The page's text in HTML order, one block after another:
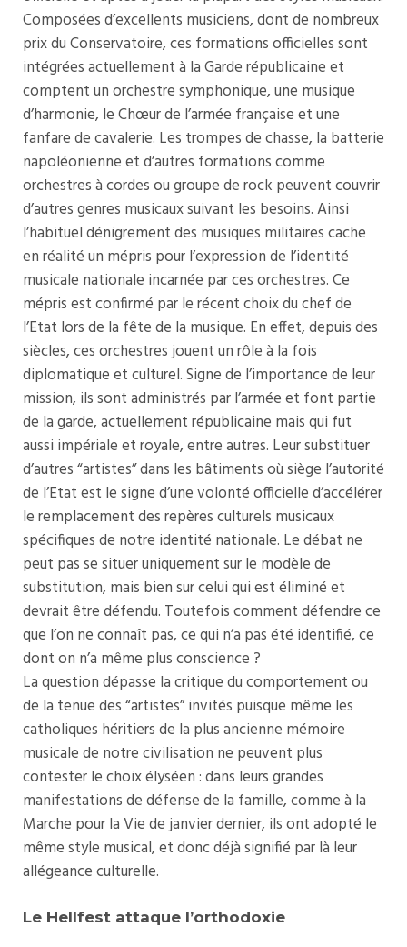
Composées d’excellents musiciens, dont de nombreux
prix du Conservatoire, ces formations officielles sont
intégrées actuellement à la Garde républicaine et
comptent un orchestre symphonique, une musique
d’harmonie, le Chœur de l’armée française et une
fanfare de cavalerie. Les trompes de chasse, la batterie
napoléonienne et d’autres formations comme
orchestres à cordes ougroupe de rock peuvent couvrir
d’autres genres musicaux suivant les besoins. Ainsi
l’habituel dénigrement des musiques militaires cache
en réalité un mépris pour l’expression de l’identité
musicale nationale incarnée par ces orchestres. Ce
mépris est confirmé par le récent choix du chef de
l’Etat lors de la fête de la musique. En effet, depuis des
siècles, ces orchestres jouent un rôle à la fois
diplomatique et culturel. Signe de l’importance de leur
mission, ils sont administrés par l’armée et font partie
de la garde, actuellement républicaine mais qui fut
aussi impériale et royale, entre autres. Leur substituer
d’autres “artistes” dans les bâtiments où siège l’autorité
de l’Etat est le signe d’une volonté officielle d’accélérer
le remplacement des repères culturels musicaux
spécifiques de notre identité nationale. Le débat ne
peut pas se situer uniquement sur le modèle de
substitution, mais bien sur celui qui est éliminé et
devrait être défendu. Toutefois comment défendre ce
que l’on ne connaît pas, ce qui n’a pas été identifié, ce
dont on n’a même plus conscience ?
La question dépasse la critique du comportement ou
de la tenue des “artistes” invités puisque même les
catholiques héritiers de la plus ancienne mémoire
musicale de notre civilisation ne peuvent plus
contester le choix élyséen : dans leurs grandes
manifestations de défense de la famille, comme à la
Marche pour la Vie de janvier dernier, ils ont adopté le
même style musical, et donc déjà signifié par là leur
allégeance culturelle.
Le Hellfest attaque l’orthodoxie